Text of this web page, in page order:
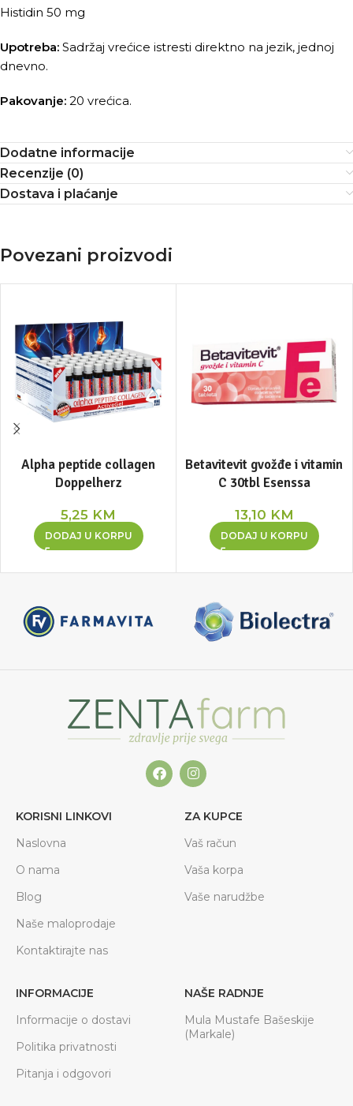
Histidin 50 mg
Upotreba: Sadržaj vrećice istresti direktno na jezik, jednoj
dnevno.
Pakovanje: 20 vrećica.
Dodatne informacije
Recenzije (0)
Dostava i plaćanje
Povezani proizvodi
Alpha peptide collagen
Doppelherz
5,25 KM
DODAJ U KORPU
Betavitevit gvožđe i vitamin
C 30tbl Esenssa
13,10 KM
DODAJ U KORPU
KORISNI LINKOVI
Naslovna
O nama
Blog
Naše maloprodaje
Kontaktirajte nas
ZA KUPCE
Vaš račun
Vaša korpa
Vaše narudžbe
INFORMACIJE
Informacije o dostavi
Politika privatnosti
Pitanja i odgovori
NAŠE RADNJE
Mula Mustafe Bašeskije
(Markale)